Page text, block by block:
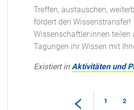
Treffen, austauschen,
fördert den Wissenstransfer!
Wissenschaftler:innen teilen
Tagungen ihr Wissen mit
Existiert in Aktivitäten und
1 2